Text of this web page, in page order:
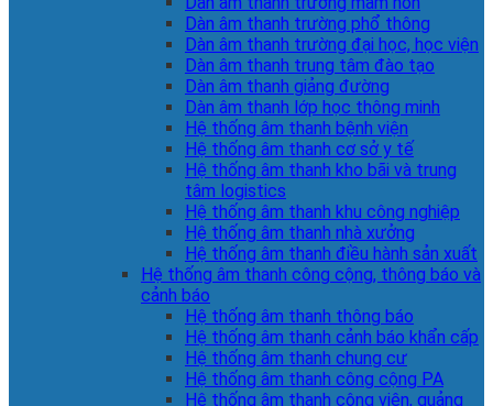
Dàn âm thanh trường phổ thông
Dàn âm thanh trường đại học, học viện
Dàn âm thanh trung tâm đào tạo
Dàn âm thanh giảng đường
Dàn âm thanh lớp học thông minh
Hệ thống âm thanh bệnh viện
Hệ thống âm thanh cơ sở y tế
Hệ thống âm thanh kho bãi và trung
tâm logistics
Hệ thống âm thanh khu công nghiệp
Hệ thống âm thanh nhà xưởng
Hệ thống âm thanh điều hành sản xuất
Hệ thống âm thanh công cộng, thông báo và
cảnh báo
Hệ thống âm thanh thông báo
Hệ thống âm thanh cảnh báo khẩn cấp
Hệ thống âm thanh chung cư
Hệ thống âm thanh công cộng PA
Hệ thống âm thanh công viên, quảng